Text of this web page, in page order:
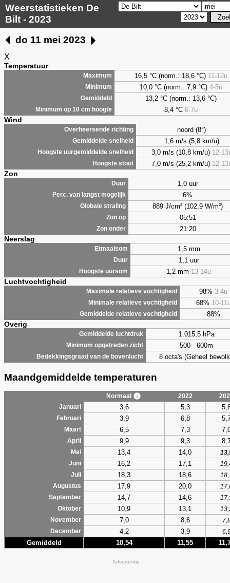
Weerstatistieken De
Bilt - 2023
do 11 mei 2023
X
Temperatuur
Maximum 16,5 °C (norm.: 18,6 °C) 11-12u
Minimum 10,0 °C (norm.: 7,9 °C) 4-5u
Gemiddeld 13,2 °C (norm.: 13,6 °C)
Minimum op 10 cm hoogte 8,4°C 6-7u
Wind
Overheersende richting noord (8°)
Gemiddelde snelheid 1,6 m/s (5,8 km/u)
Hoogste uurgemiddelde snelheid 3,0 m/s (10,8 km/u) 12-
Hoogste stoot 7,0 m/s (25,2 km/u) 12-
Zon
Duur 1,0 uur
Perc. van langst mogelijk 6%
Globale straling 889 J/cm² (102,9 W/m²)
Zon op 05:51
Zon onder 21:20
Neerslag
Etmaalsom 1,5 mm
Duur 1,1 uur
Hoogste uursom 1,2 mm 13-14u
Luchtvochtigheid
Maximale relatieve vochtigheid 98% 3-4u
Minimale relatieve vochtigheid 68% 10-
Gemiddelde relatieve vochtigheid 88%
Overig
Gemiddelde luchtdruk 1.015,5 hPa
Minimum opgetreden zicht 500 - 600m
Bedekkingsgraad van de bovenlucht 8 octa's (Geheel
Maandgemiddelde temperaturen
Normaal 2022
Januari
3,6 5,3
Februari 3,9 6,8
Maart 6,5 7,3
April 9,9 9,3
Mei 13,4 14,0
Juni
16,2 17,1
Juli
18,3 18,6
Augustus
17,9 20,0
September
14,7 14,6
Oktober
10,9 13,1
November
7,0 8,6
December
4,2 3,9
Gemiddeld 10,54 11,55
Advertentie